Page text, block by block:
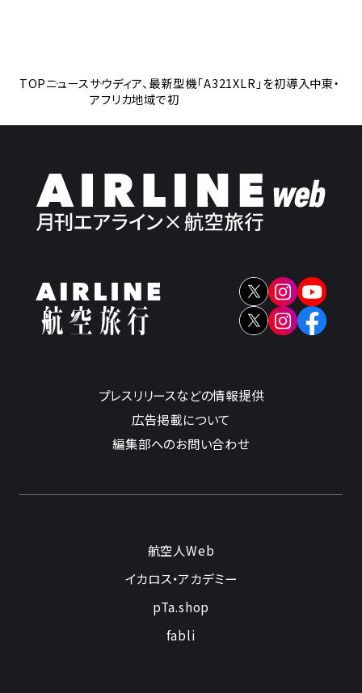
TOPニュースサウディア、最新型機「A321XLR」を初導入中東・
アフリカ地域で初
プレスリリースなどの情報提供
広告掲載について
編集部へのお問い合わせ
航空人Web
イカロス・アカデミー
pTa.shop
fabli